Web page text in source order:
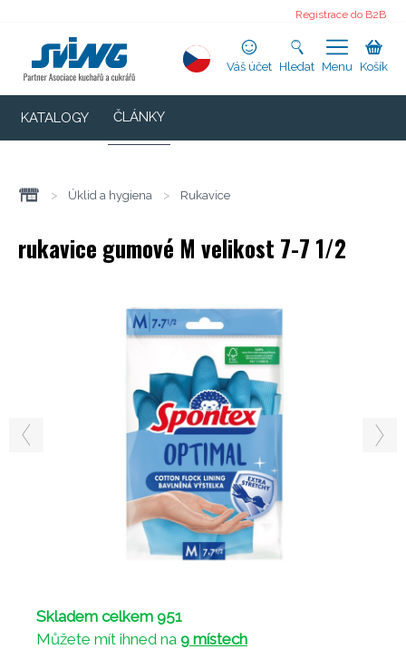
Registrace do B2B
Váš účet Hledat Menu Košík
KATALOGY ČLÁNKY
> Úklid a hygiena > Rukavice
rukavice gumové M velikost 7-7 1/2
Skladem celkem 951
Můžete mít ihned na 9 místech